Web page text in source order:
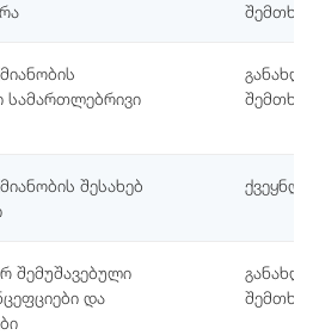
სამართლებრივი
შესახებ
შემუშავებული
და